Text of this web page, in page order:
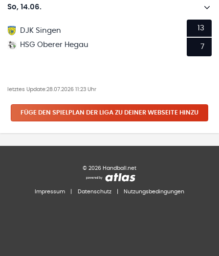
So, 14.06.
DJK Singen
HSG Oberer Hegau
13
7
letztes Update:28.07.2026 11:23 Uhr
FÜGE DEN SPIELPLAN DER LIGA ZU DEINER WEBSEITE HINZU
© 2026 Handball.net
Impressum Datenschutz Nutzungsbedingungen